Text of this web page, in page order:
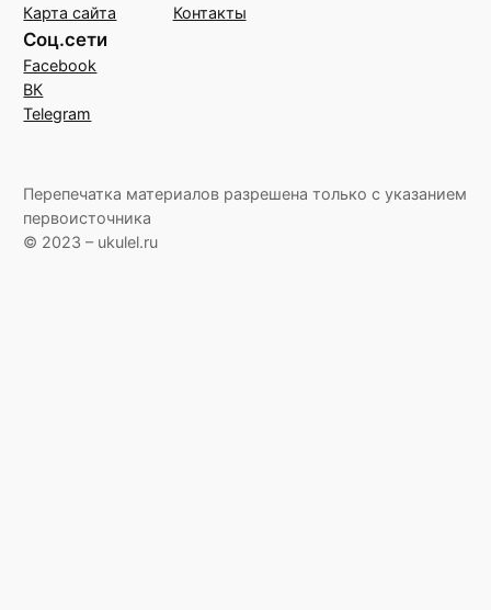
Карта сайта
Контакты
Соц.сети
Facebook
ВК
Telegram
Перепечатка материалов разрешена только с указанием
первоисточника
© 2023 – ukulel.ru